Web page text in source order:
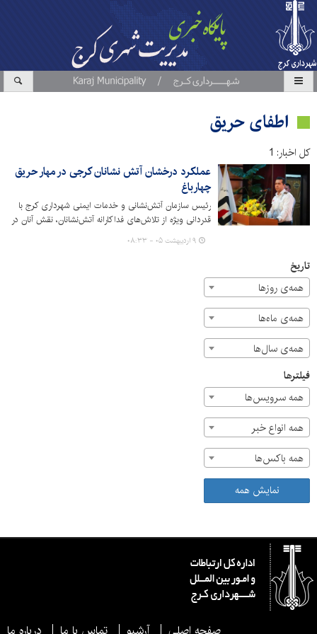
اطفای حریق
کل اخبار: 1
عملکرد درخشان آتش نشانان کرجی در مهار حریق
چهارباغ
رئیس سازمان آتش‌نشانی و خدمات ایمنی شهرداری کرج با
قدردانی ویژه از تلاش‌های فداکارانه آتش‌نشانان، نقش آنان در
مهار حریق گسترده کارخانه چسب واقع در چهارباغ را ستود.
۹ اردیبهشت ۰۵ - ۰۸:۳۳
تاریخ
همه‌ی روزها
همه‌ی ماه‌ها
همه‌ی سال‌ها
فیلترها
همه سرویس‌ها
همه انواع خبر
همه باکس‌ها
نمایش همه